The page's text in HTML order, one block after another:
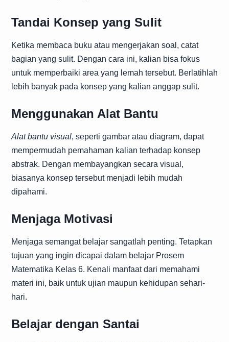
Tandai Konsep yang Sulit
Ketika membaca buku atau mengerjakan soal, catat
bagian yang sulit. Dengan cara ini, kalian bisa fokus
untuk memperbaiki area yang lemah tersebut. Berlatihlah
lebih banyak pada konsep yang kalian anggap sulit.
Menggunakan Alat Bantu
Alat bantu visual, seperti gambar atau diagram, dapat
mempermudah pemahaman kalian terhadap konsep
abstrak. Dengan membayangkan secara visual,
biasanya konsep tersebut menjadi lebih mudah
dipahami.
Menjaga Motivasi
Menjaga semangat belajar sangatlah penting. Tetapkan
tujuan yang ingin dicapai dalam belajar Prosem
Matematika Kelas 6. Kenali manfaat dari memahami
materi ini, baik untuk ujian maupun kehidupan sehari-
hari.
Belajar dengan Santai